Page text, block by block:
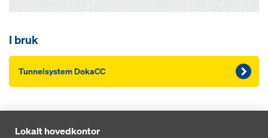
I bruk
Tunnelsystem DokaCC
Lokalt hovedkontor